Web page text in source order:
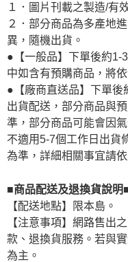
１．圖片刊載之製造/有
２．部分商品為多產地
異，隨機出貨。
●【一般品】下單後約1-
中如含有預購商品，將
●【廠商直送品】下單後
出貨配送，部分商品與
準，部分商品可能會因
不適用5-7個工作日出貨
為準，詳細相關事宜請
■商品配送及退換貨說明
【配送地點】限本島。
【注意事項】網路售出
款、退換貨服務。若與
為主。